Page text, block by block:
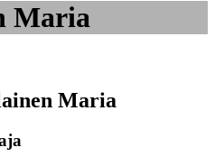
Maria
Maria